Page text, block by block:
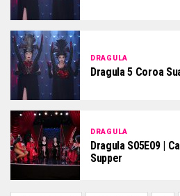
DRAGULA
Dragula 5 Coroa
DRAGULA
Dragula S05E09 |
Supper